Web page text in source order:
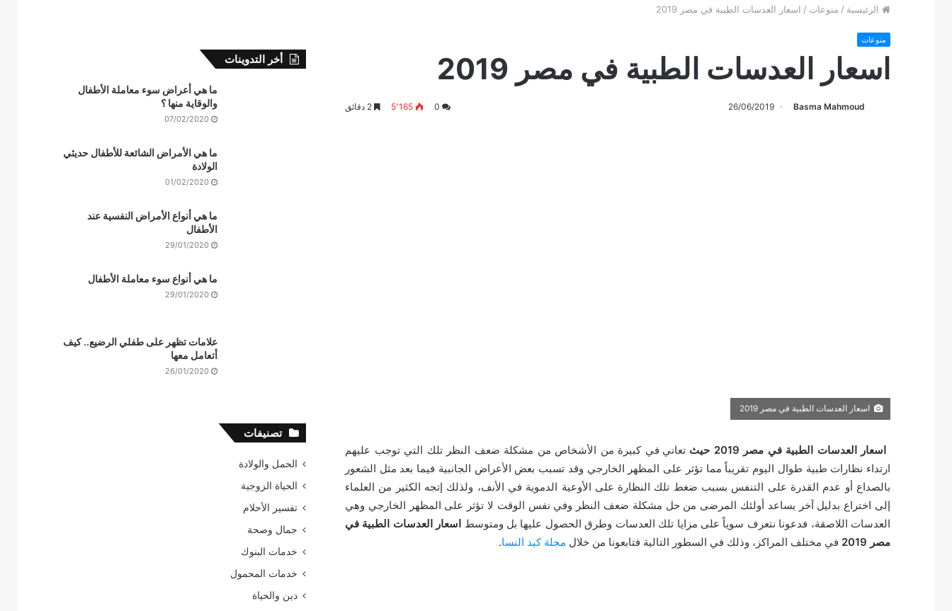
الرئيسية / منوعات / اسعار العدسات الطبية في مصر 2019
منوعات
اسعار العدسات الطبية في مصر 2019
Basma Mahmoud
26/06/2019
0 5٬165
اسعار العدسات الطبية في مصر 2019
اسعار العدسات الطبية في مصر 2019 حيث
تعاني في كبيرة من الأشخاص من مشكلة ضعف النظر تلك التي توجب عليهم
ارتداء نظارات طبية طوال اليوم تقريباً مما تؤثر على المظهر الخارجي وقد تسبب بعض الأعراض الجانبية فيما بعد مثل الشعور
بالصداع أو عدم القدرة على التنفس بسبب ضغط تلك النظارة على الأوعية الدموية في الأنف، ولذلك إتجه الكثير من العلماء
إلى اختراع بدليل آخر يساعد أولئك المرضى من حل مشكلة ضعف النظر وفي نفس الوقت لا تؤثر على المظهر الخارجي وهي
العدسات اللاصقة، فدعونا نتعرف سوياً على مزايا تلك العدسات وطرق الحصول عليها بل ومتوسط اسعار العدسات الطبية في
مصر 2019
في مختلف المراكز، وذلك في السطور التالية فتابعونا من خلال مجلة كيد النسا.
أخر التدوينات
ما هي أعراض سوء معاملة الأطفال
والوقاية منها ؟
07/02/2020
ما هي الأمراض الشائعة للأطفال حديثي
الولادة
01/02/2020
ما هي أنواع الأمراض النفسية عند
الأطفال
29/01/2020
ما هي أنواع سوء معاملة الأطفال
29/01/2020
علامات تظهر على طفلي الرضيع.. كيف
أتعامل معها
26/01/2020
تصنيفات
الحمل والولادة
الحياة الزوجية
تفسير الأحلام
جمال وصحة
خدمات البنوك
خدمات المحمول
دين والحياة